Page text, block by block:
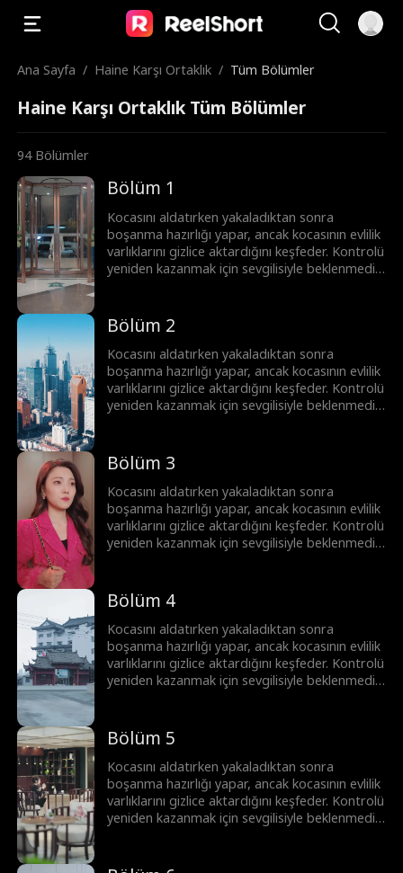
Ana Sayfa / Haine Karşı Ortaklık / Tüm Bölümler
Haine Karşı Ortaklık Tüm Bölümler
94 Bölümler
Bölüm 1
Kocasını aldatırken yakaladıktan sonra
boşanma hazırlığı yapar, ancak kocasının evlilik
varlıklarını gizlice aktardığını keşfeder. Kontrolü
yeniden kazanmak için sevgilisiyle beklenmedik
serveti geri alırlar.
Bölüm 2
Kocasını aldatırken yakaladıktan sonra
boşanma hazırlığı yapar, ancak kocasının evlilik
varlıklarını gizlice aktardığını keşfeder. Kontrolü
yeniden kazanmak için sevgilisiyle beklenmedik
serveti geri alırlar.
Bölüm 3
Kocasını aldatırken yakaladıktan sonra
boşanma hazırlığı yapar, ancak kocasının evlilik
varlıklarını gizlice aktardığını keşfeder. Kontrolü
yeniden kazanmak için sevgilisiyle beklenmedik
serveti geri alırlar.
Bölüm 4
Kocasını aldatırken yakaladıktan sonra
boşanma hazırlığı yapar, ancak kocasının evlilik
varlıklarını gizlice aktardığını keşfeder. Kontrolü
yeniden kazanmak için sevgilisiyle beklenmedik
serveti geri alırlar.
Bölüm 5
Kocasını aldatırken yakaladıktan sonra
boşanma hazırlığı yapar, ancak kocasının evlilik
varlıklarını gizlice aktardığını keşfeder. Kontrolü
yeniden kazanmak için sevgilisiyle beklenmedik
serveti geri alırlar.